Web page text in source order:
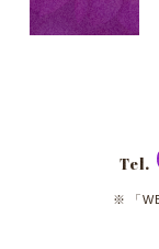
Tel.
「